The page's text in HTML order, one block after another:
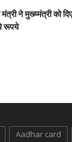
मंत्री ने मुख्य्मंत्री को
रूपये
Aadhar card